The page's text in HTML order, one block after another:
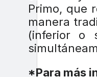
Primo, que
manera
(inferior o
*Para más